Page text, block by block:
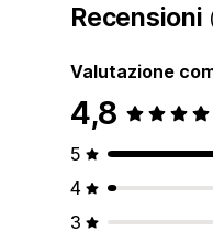
Recensioni
Valutazione
4,8
5
4
3